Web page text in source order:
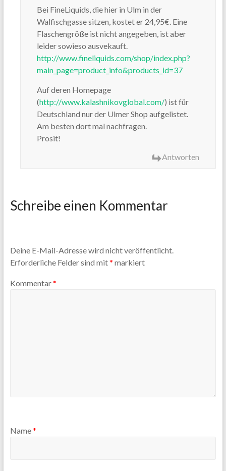
Bei FineLiquids, die hier in Ulm in der
Walfischgasse sitzen, kostet er 24,95€. Eine
Flaschengröße ist nicht angegeben, ist aber
leider sowieso ausvekauft.
http://www.fineliquids.com/shop/index.php?
main_page=product_info&products_id=37
Auf deren Homepage
(http://www.kalashnikovglobal.com/) ist für
Deutschland nur der Ulmer Shop aufgelistet.
Am besten dort mal nachfragen.
Prosit!
Antworten
Schreibe einen Kommentar
Deine E-Mail-Adresse wird nicht veröffentlicht.
Erforderliche Felder sind mit* markiert
Kommentar*
Name*